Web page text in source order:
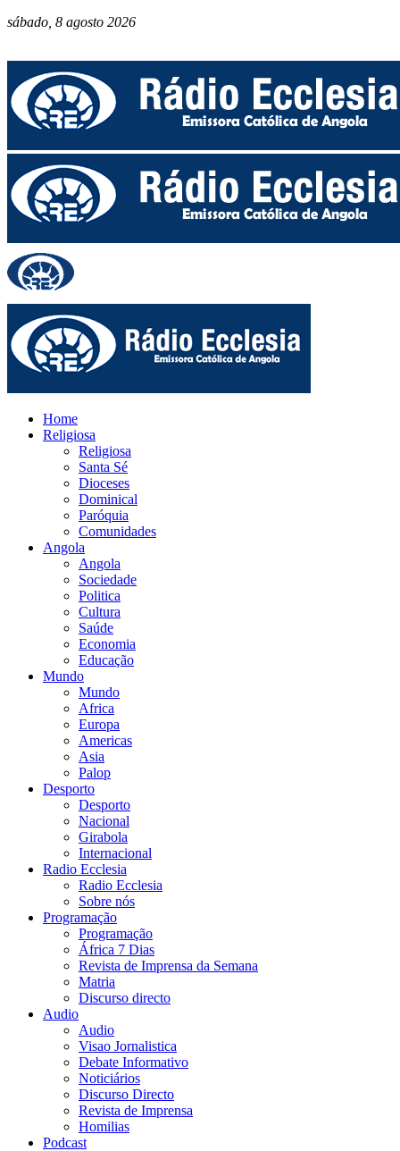
sábado, 8 agosto 2026
Home
Religiosa
Religiosa
Santa Sé
Dioceses
Dominical
Paróquia
Comunidades
Angola
Angola
Sociedade
Politica
Cultura
Saúde
Economia
Educação
Mundo
Mundo
Africa
Europa
Americas
Asia
Palop
Desporto
Desporto
Nacional
Girabola
Internacional
Radio Ecclesia
Radio Ecclesia
Sobre nós
Programação
Programação
África 7 Dias
Revista de Imprensa da Semana
Matria
Discurso directo
Audio
Audio
Visao Jornalistica
Debate Informativo
Noticiários
Discurso Directo
Revista de Imprensa
Homilias
Podcast